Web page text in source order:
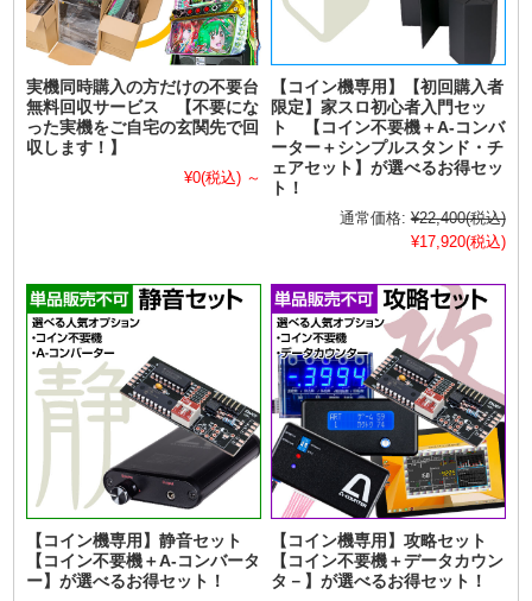
実機同時購入の方だけの不要台
無料回収サービス 【不要にな
った実機をご自宅の玄関先で回
収します！】
¥0(税込) ～
【コイン機専用】【初回購入者
限定】家スロ初心者入門セッ
ト 【コイン不要機＋A-コンバ
ーター＋シンプルスタンド・チ
ェアセット】が選べるお得セッ
ト！
通常価格: ¥22,400(税込)
¥17,920(税込)
【コイン機専用】静音セット
【コイン不要機＋A-コンバータ
ー】が選べるお得セット！
【コイン機専用】攻略セット
【コイン不要機＋データカウン
タ－】が選べるお得セット！